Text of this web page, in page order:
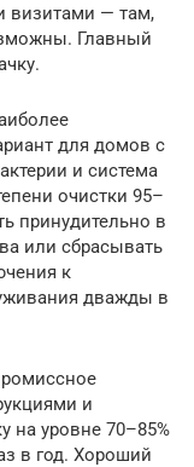
визитами — там,
Главный
для домов с
и система
очистки 95–
принудительно в
или сбрасывать
к
дважды в
и
на уровне 70–85%
в год. Хороший